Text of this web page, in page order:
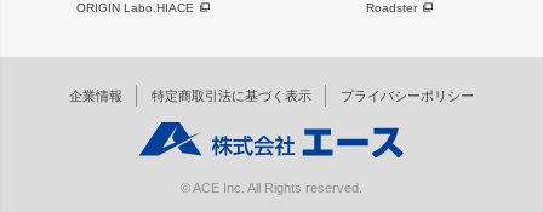
エアロシリーズ
RUGGER MODEL
DTM:exclusive
オーバーフェンダー
ワイパーガード
ORIGIN Labo.HIACE Roadster
企業情報 特定商取引法に基づく表示 プライバシーポリシー
© ACE Inc. All Rights reserved.